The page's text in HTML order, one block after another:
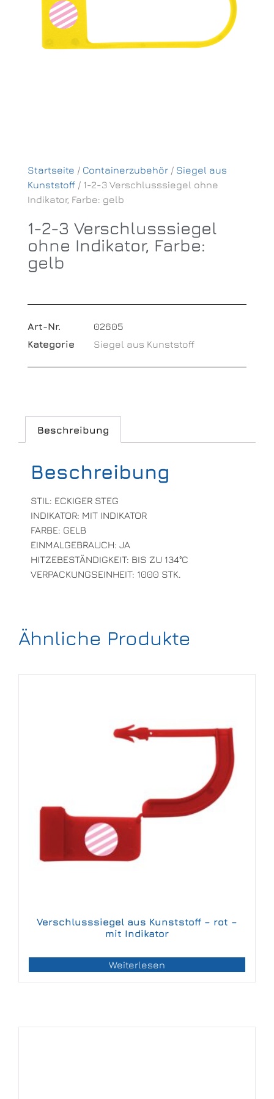
Startseite / Containerzubehör / Siegel aus
Kunststoff / 1-2-3 Verschlusssiegel ohne
Indikator, Farbe: gelb
1-2-3 Verschlusssiegel
ohne Indikator, Farbe:
gelb
Art-Nr.
02605
Kategorie
Siegel aus Kunststoff
Beschreibung
Beschreibung
STIL: ECKIGER STEG
INDIKATOR: MIT INDIKATOR
FARBE: GELB
EINMALGEBRAUCH: JA
HITZEBESTÄNDIGKEIT: BIS ZU 134°C
VERPACKUNGSEINHEIT: 1000 STK.
Ähnliche Produkte
Verschlusssiegel aus Kunststoff – rot –
mit Indikator
Weiterlesen